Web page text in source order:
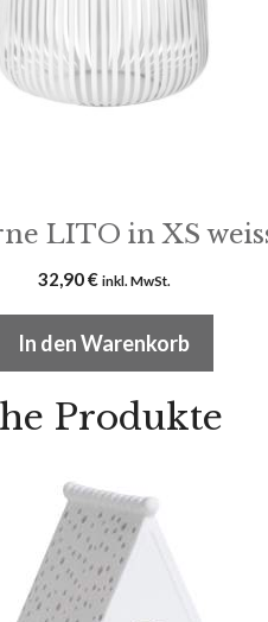
LITO in XS
32,90€ inkl. MwSt.
In den Warenkorb
Produkte